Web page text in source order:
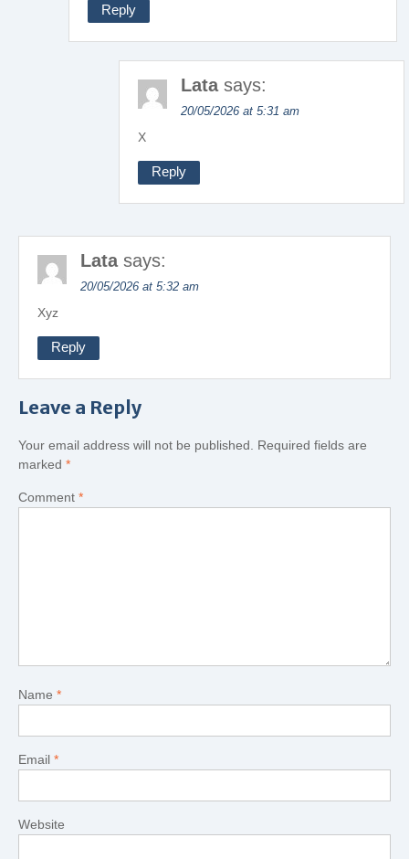
Reply
Lata says:
20/05/2026 at 5:31 am
X
Reply
Lata says:
20/05/2026 at 5:32 am
Xyz
Reply
Leave a Reply
Your email address will not be published.
Required fields are
marked *
Comment *
Name *
Email *
Website